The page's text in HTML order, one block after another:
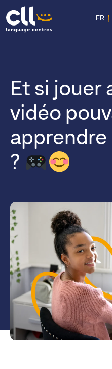
CLL
FR
Et si jouer
vidéo
apprendre
?